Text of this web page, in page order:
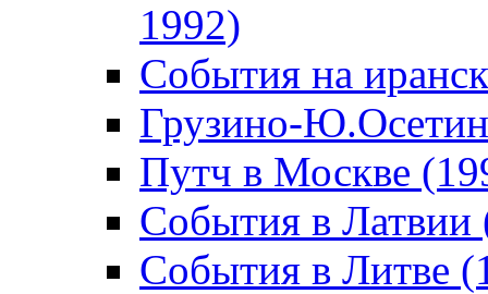
1992)
События на
Грузино-
Путч в Москве
События в Латвии
События в Литве